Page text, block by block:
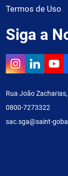
Termos de Uso
Siga a
Rua João
0800-7273322
sac.sga@saint-